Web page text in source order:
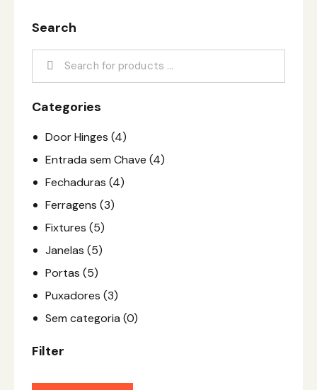
Search
Categories
Door Hinges (4)
Entrada sem Chave (4)
Fechaduras (4)
Ferragens (3)
Fixtures (5)
Janelas (5)
Portas (5)
Puxadores (3)
Sem categoria (0)
Filter